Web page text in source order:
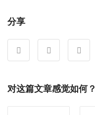
分享
对这篇文章感觉如何？